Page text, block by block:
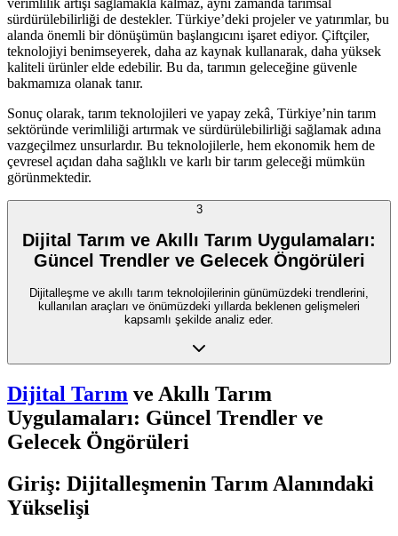
sürdürülebilirliği de destekler. Türkiye’deki projeler ve yatırımlar, bu
alanda önemli bir dönüşümün başlangıcını işaret ediyor. Çiftçiler,
teknolojiyi benimseyerek, daha az kaynak kullanarak, daha yüksek
kaliteli ürünler elde edebilir. Bu da, tarımın geleceğine güvenle
bakmamıza olanak tanır.
Sonuç olarak, tarım teknolojileri ve yapay zekâ, Türkiye’nin tarım
sektöründe verimliliği artırmak ve sürdürülebilirliği sağlamak adına
vazgeçilmez unsurlardır. Bu teknolojilerle, hem ekonomik hem de
çevresel açıdan daha sağlıklı ve karlı bir tarım geleceği mümkün
görünmektedir.
3
Dijital Tarım ve Akıllı Tarım Uygulamaları:
Güncel Trendler ve Gelecek Öngörüleri
Dijitalleşme ve akıllı tarım teknolojilerinin günümüzdeki trendlerini,
kullanılan araçları ve önümüzdeki yıllarda beklenen gelişmeleri
kapsamlı şekilde analiz eder.
Dijital Tarım ve Akıllı Tarım
Uygulamaları: Güncel Trendler ve
Gelecek Öngörüleri
Giriş: Dijitalleşmenin Tarım Alanındaki
Yükselişi